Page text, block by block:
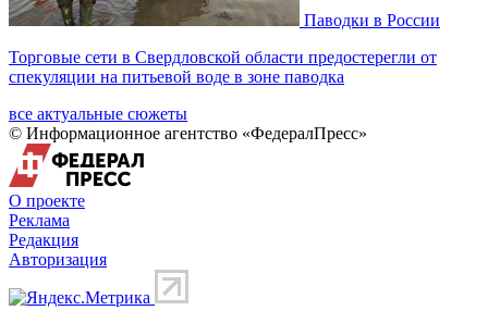
Паводки в России
Торговые сети в Свердловской области предостерегли от
спекуляции на питьевой воде в зоне паводка
все актуальные сюжеты
© Информационное агентство «ФедералПресс»
О проекте
Реклама
Редакция
Авторизация